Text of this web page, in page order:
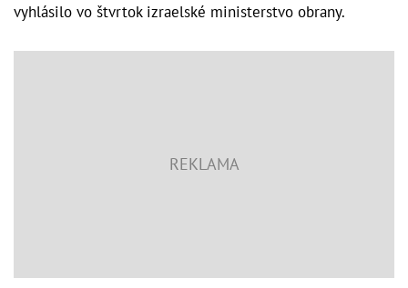
vyhlásilo vo štvrtok izraelské ministerstvo obrany.